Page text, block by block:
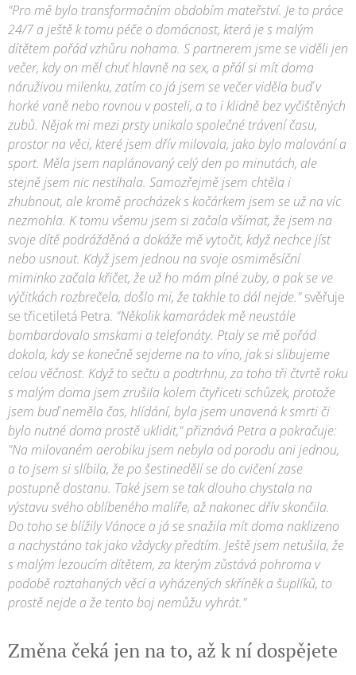
"Pro mě bylo transformačním obdobím mateřství. Je to práce
24/7 a ještě k tomu péče o domácnost, která je s malým
dítětem pořád vzhůru nohama. S partnerem jsme se viděli jen
večer, kdy on měl chuť hlavně na sex, a přál si mít doma
náruživou milenku, zatím co já jsem se večer viděla buď v
horké vaně nebo rovnou v posteli, a to i klidně bez vyčištěných
zubů. Nějak mi mezi prsty unikalo společné trávení času,
prostor na věci, které jsem dřív milovala, jako bylo malování a
sport. Měla jsem naplánovaný celý den po minutách, ale
stejně jsem nic nestíhala. Samozřejmě jsem chtěla i
zhubnout, ale kromě procházek s kočárkem jsem se už na víc
nezmohla. K tomu všemu jsem si začala všímat, že jsem na
svoje dítě podrážděná a dokáže mě vytočit, když nechce jíst
nebo usnout. Když jsem jednou na svoje osmiměsíční
miminko začala křičet, že už ho mám plné zuby, a pak se ve
výčitkách rozbrečela, došlo mi, že takhle to dál nejde."svěřuje
se třicetiletá Petra. "Několik kamarádek mě neustále
bombardovalo smskami a telefonáty. Ptaly se mě pořád
dokola, kdy se konečně sejdeme na to víno, jak si slibujeme
celou věčnost. Když to sečtu a podtrhnu, za toho tři čtvrtě roku
s malým doma jsem zrušila kolem čtyřiceti schůzek, protože
jsem buď neměla čas, hlídání, byla jsem unavená k smrti či
bylo nutné doma prostě uklidit," přiznává Petra a pokračuje:
"Na milovaném aerobiku jsem nebyla od porodu ani jednou,
a to jsem si slíbila, že po šestinedělí se do cvičení zase
postupně dostanu. Také jsem se tak dlouho chystala na
výstavu svého oblíbeného malíře, až nakonec dřív skončila.
Do toho se blížily Vánoce a já se snažila mít doma naklizeno
a nachystáno tak jako vždycky předtím. Ještě jsem netušila, že
s malým lezoucím dítětem, za kterým zůstává pohroma v
podobě roztahaných věcí a vyházených skříněk a šuplíků, to
prostě nejde a že tento boj nemůžu vyhrát."
Změna čeká jen na to, až k ní dospějete